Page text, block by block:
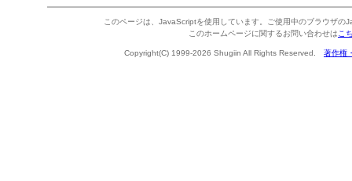
このページは、JavaScriptを使用しています。ご使用中のブラウザの
このホームページに関するお問い合わせは こ
Copyright(C) 1999-2026 Shugiin All Rights Reserved. 著作権